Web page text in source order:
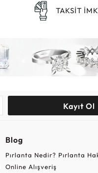
TAKSİT
Kayıt Ol
Blog
Pırlanta Nedir? Pırlanta
Online Alışveriş